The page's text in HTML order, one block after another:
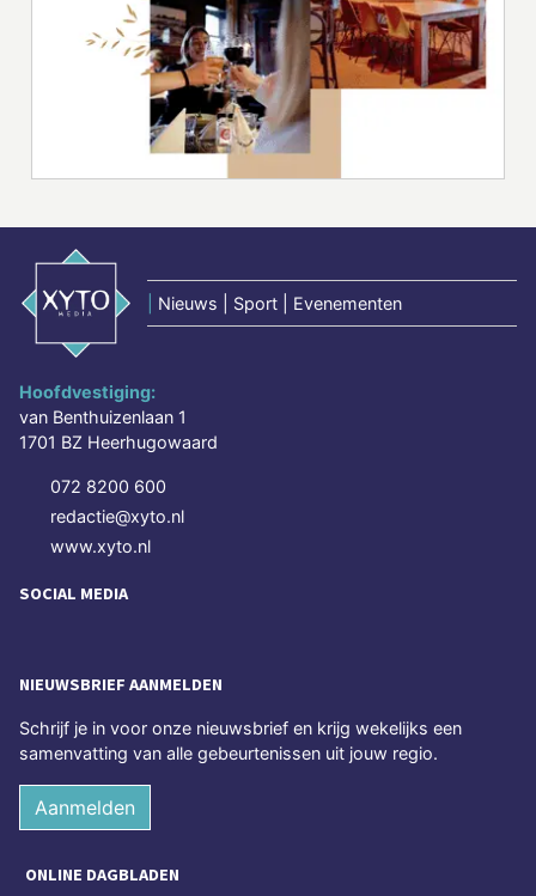
Nieuws | Sport | Evenementen
Hoofdvestiging:
van Benthuizenlaan 1
1701 BZ Heerhugowaard
072 8200 600
redactie@xyto.nl
www.xyto.nl
SOCIAL MEDIA
NIEUWSBRIEF AANMELDEN
Schrijf je in voor onze nieuwsbrief en krijg wekelijks een
samenvatting van alle gebeurtenissen uit jouw regio.
Aanmelden
ONLINE DAGBLADEN